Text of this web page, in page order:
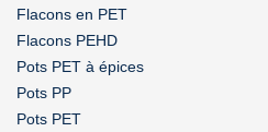
Flacons en PET
Flacons PEHD
Pots PET à épices
Pots PP
Pots PET